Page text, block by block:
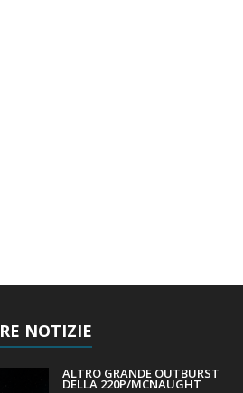
NOTIZIE
ALTRO GRANDE OUTBURST
DELLA 220P/MCNAUGHT